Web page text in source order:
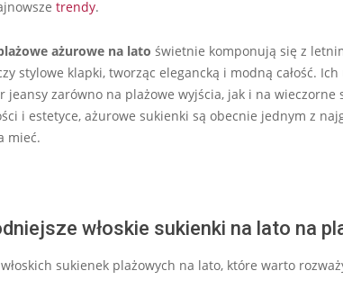
trendy.
ażurowe na lato świetnie komponują się z
stylowe klapki, tworząc elegancką i modną całość.
jeansy zarówno na plażowe wyjścia, jak i na
i estetyce, ażurowe sukienki są obecnie jednym z
mieć.
włoskie sukienki na lato na
sukienek plażowych na lato, które warto